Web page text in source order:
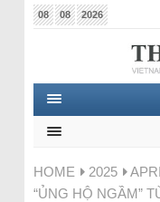
08 08 2026
HOME 2025
“ỦNG HỘ NGẦM”